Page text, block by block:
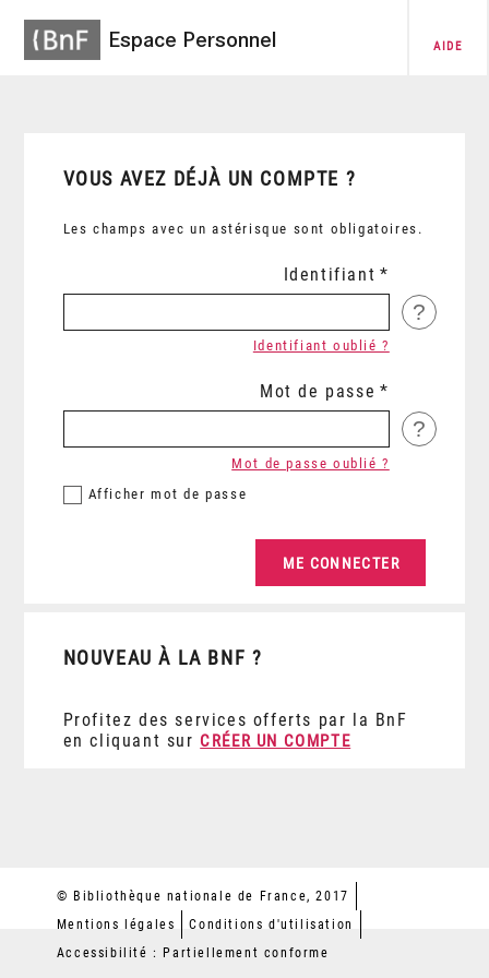
Espace Personnel AIDE
VOUS AVEZ DÉJÀ UN COMPTE ?
Les champs avec un astérisque sont obligatoires.
Identifiant
?
Identifiant oublié ?
Mot de passe
?
Afficher mot de passe
Mot de passe oublié ?
NOUVEAU À LA BNF ?
Profitez des services offerts par la BnF
en cliquant sur CRÉER UN COMPTE
© Bibliothèque nationale de France, 2017
Mentions légales
Conditions d'utilisation
Accessibilité : Partiellement conforme